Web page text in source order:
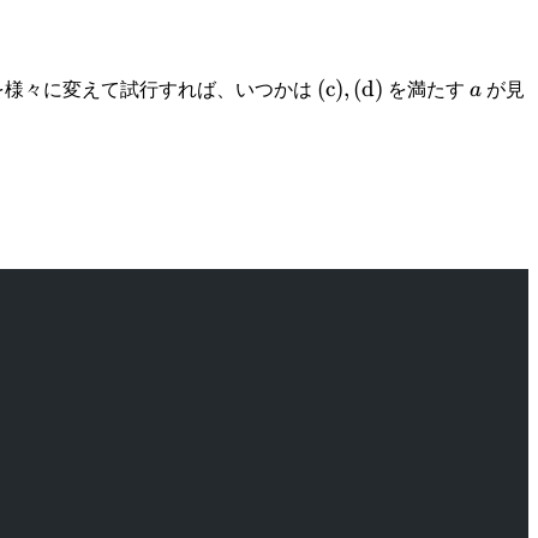
々に変えて試行すれば、いつかは \mathrm{(c)},
(c), (d) を満たすa
a が見